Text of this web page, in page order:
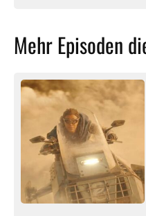
Mehr Episoden